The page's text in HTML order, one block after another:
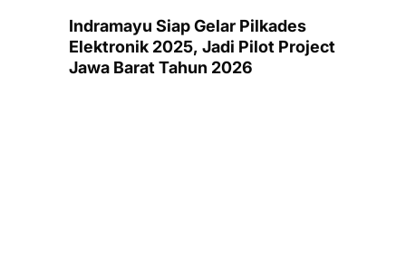
Indramayu Siap Gelar Pilkades
Elektronik 2025, Jadi Pilot Project
Jawa Barat Tahun 2026